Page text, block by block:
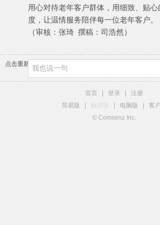
用心对待老年客户群体，用细致、贴
度，让温情服务陪伴每一位老年客户。
（审核：张琦 撰稿：司浩然）
点击重新加载
首页 登录
注册
简易版
触屏版 电脑版
客
© Comsenz Inc.